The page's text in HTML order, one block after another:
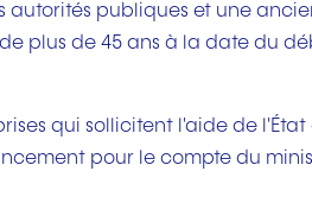
publiques et une
plus de 45 ans à la date du
qui sollicitent l'aide de
pour le compte du